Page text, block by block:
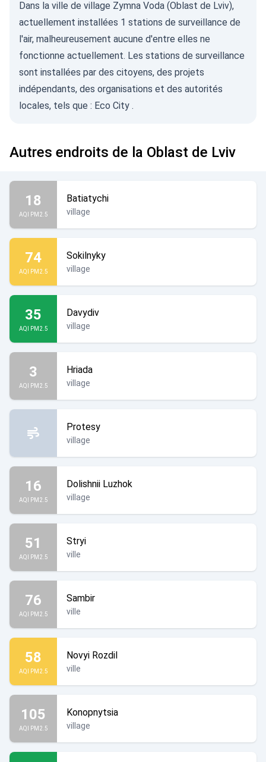
Dans la ville de village Zymna Voda (Oblast de Lviv),
actuellement installées 1 stations de surveillance de
l'air, malheureusement aucune d'entre elles ne
fonctionne actuellement. Les stations de surveillance
sont installées par des citoyens, des projets
indépendants, des organisations et des autorités
locales, tels que : Eco City .
Autres endroits de la Oblast de Lviv
18
AQI PM2.5
Batiatychi
village
74
AQI PM2.5
Sokilnyky
village
35
AQI PM2.5
Davydiv
village
3
AQI PM2.5
Hriada
village
Protesy
village
16
AQI PM2.5
Dolishnii Luzhok
village
51
AQI PM2.5
Stryi
ville
76
AQI PM2.5
Sambir
ville
58
AQI PM2.5
Novyi Rozdil
ville
105
AQI PM2.5
Konopnytsia
village